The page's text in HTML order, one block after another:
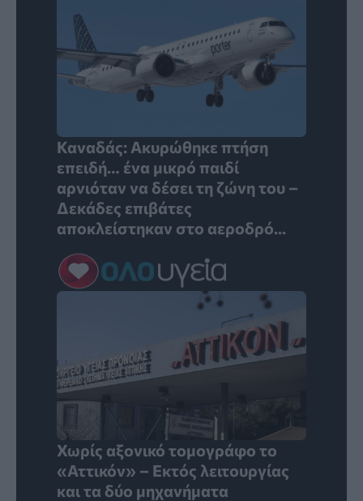
Καναδάς: Ακυρώθηκε πτήση
επειδή… ένα μικρό παιδί
αρνιόταν να δέσει τη ζώνη του –
Δεκάδες επιβάτες
αποκλείστηκαν στο αεροδρό...
Χωρίς αξονικό τομογράφο το
«Αττικόν» – Εκτός λειτουργίας
και τα δύο μηχανήματα